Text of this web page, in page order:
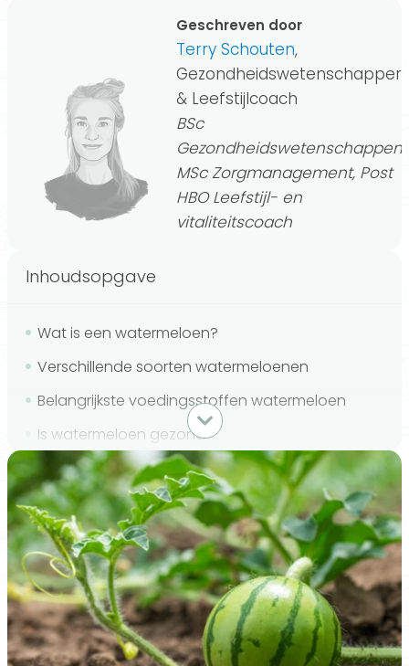
Geschreven door
Terry Schouten,
Gezondheidswetenschapper
& Leefstijlcoach
BSc
Gezondheidswetenschappen,
MSc Zorgmanagement, Post
HBO Leefstijl- en
vitaliteitscoach
Inhoudsopgave
Wat is een watermeloen?
Verschillende soorten watermeloenen
Belangrijkste voedingsstoffen watermeloen
Is watermeloen gezond?
Vijf gezondheidsvoordelen van watermeloen
Drie wetenschappelijke nadelen van watermeloen
Watermeloenallergie: symptomen en oorzaak
Hoe kies je de beste watermeloen in de supermarkt?
Verschillende manieren om watermeloen te eten en drinken